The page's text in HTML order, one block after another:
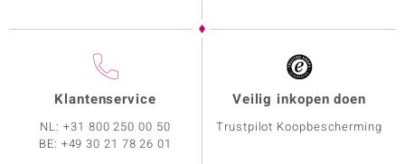
Klantenservice
NL:+31 800 250 00 50
BE: +49 30 21 78 26 01
Veilig inkopen doen
Trustpilot Koopbescherming